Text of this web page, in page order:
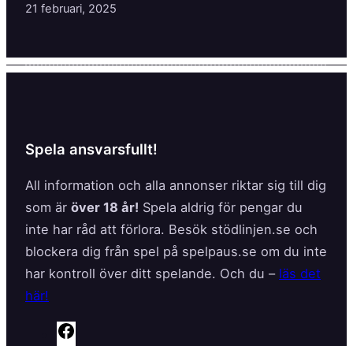
21 februari, 2025
Spela ansvarsfullt!
All information och alla annonser riktar sig till dig
som är över 18 år! Spela aldrig för pengar du
inte har råd att förlora. Besök stödlinjen.se och
blockera dig från spel på spelpaus.se om du inte
har kontroll över ditt spelande. Och du – läs det
här!